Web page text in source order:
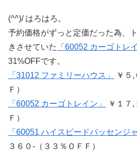
(^^)/ はろはろ。
予約価格がずっと定価だった為、
きさせていた
「60052 カーゴトレ
31%OFFです。
「31012 ファミリーハウス」
￥５
Ｆ）
「60052 カーゴトレイン」
￥１７
Ｆ）
「60051 ハイスピードパッセンジ
３６０-（３３％ＯＦＦ）